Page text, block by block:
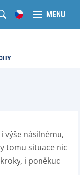
MENU
výše násilnému,
tomu situace nic
i poněkud